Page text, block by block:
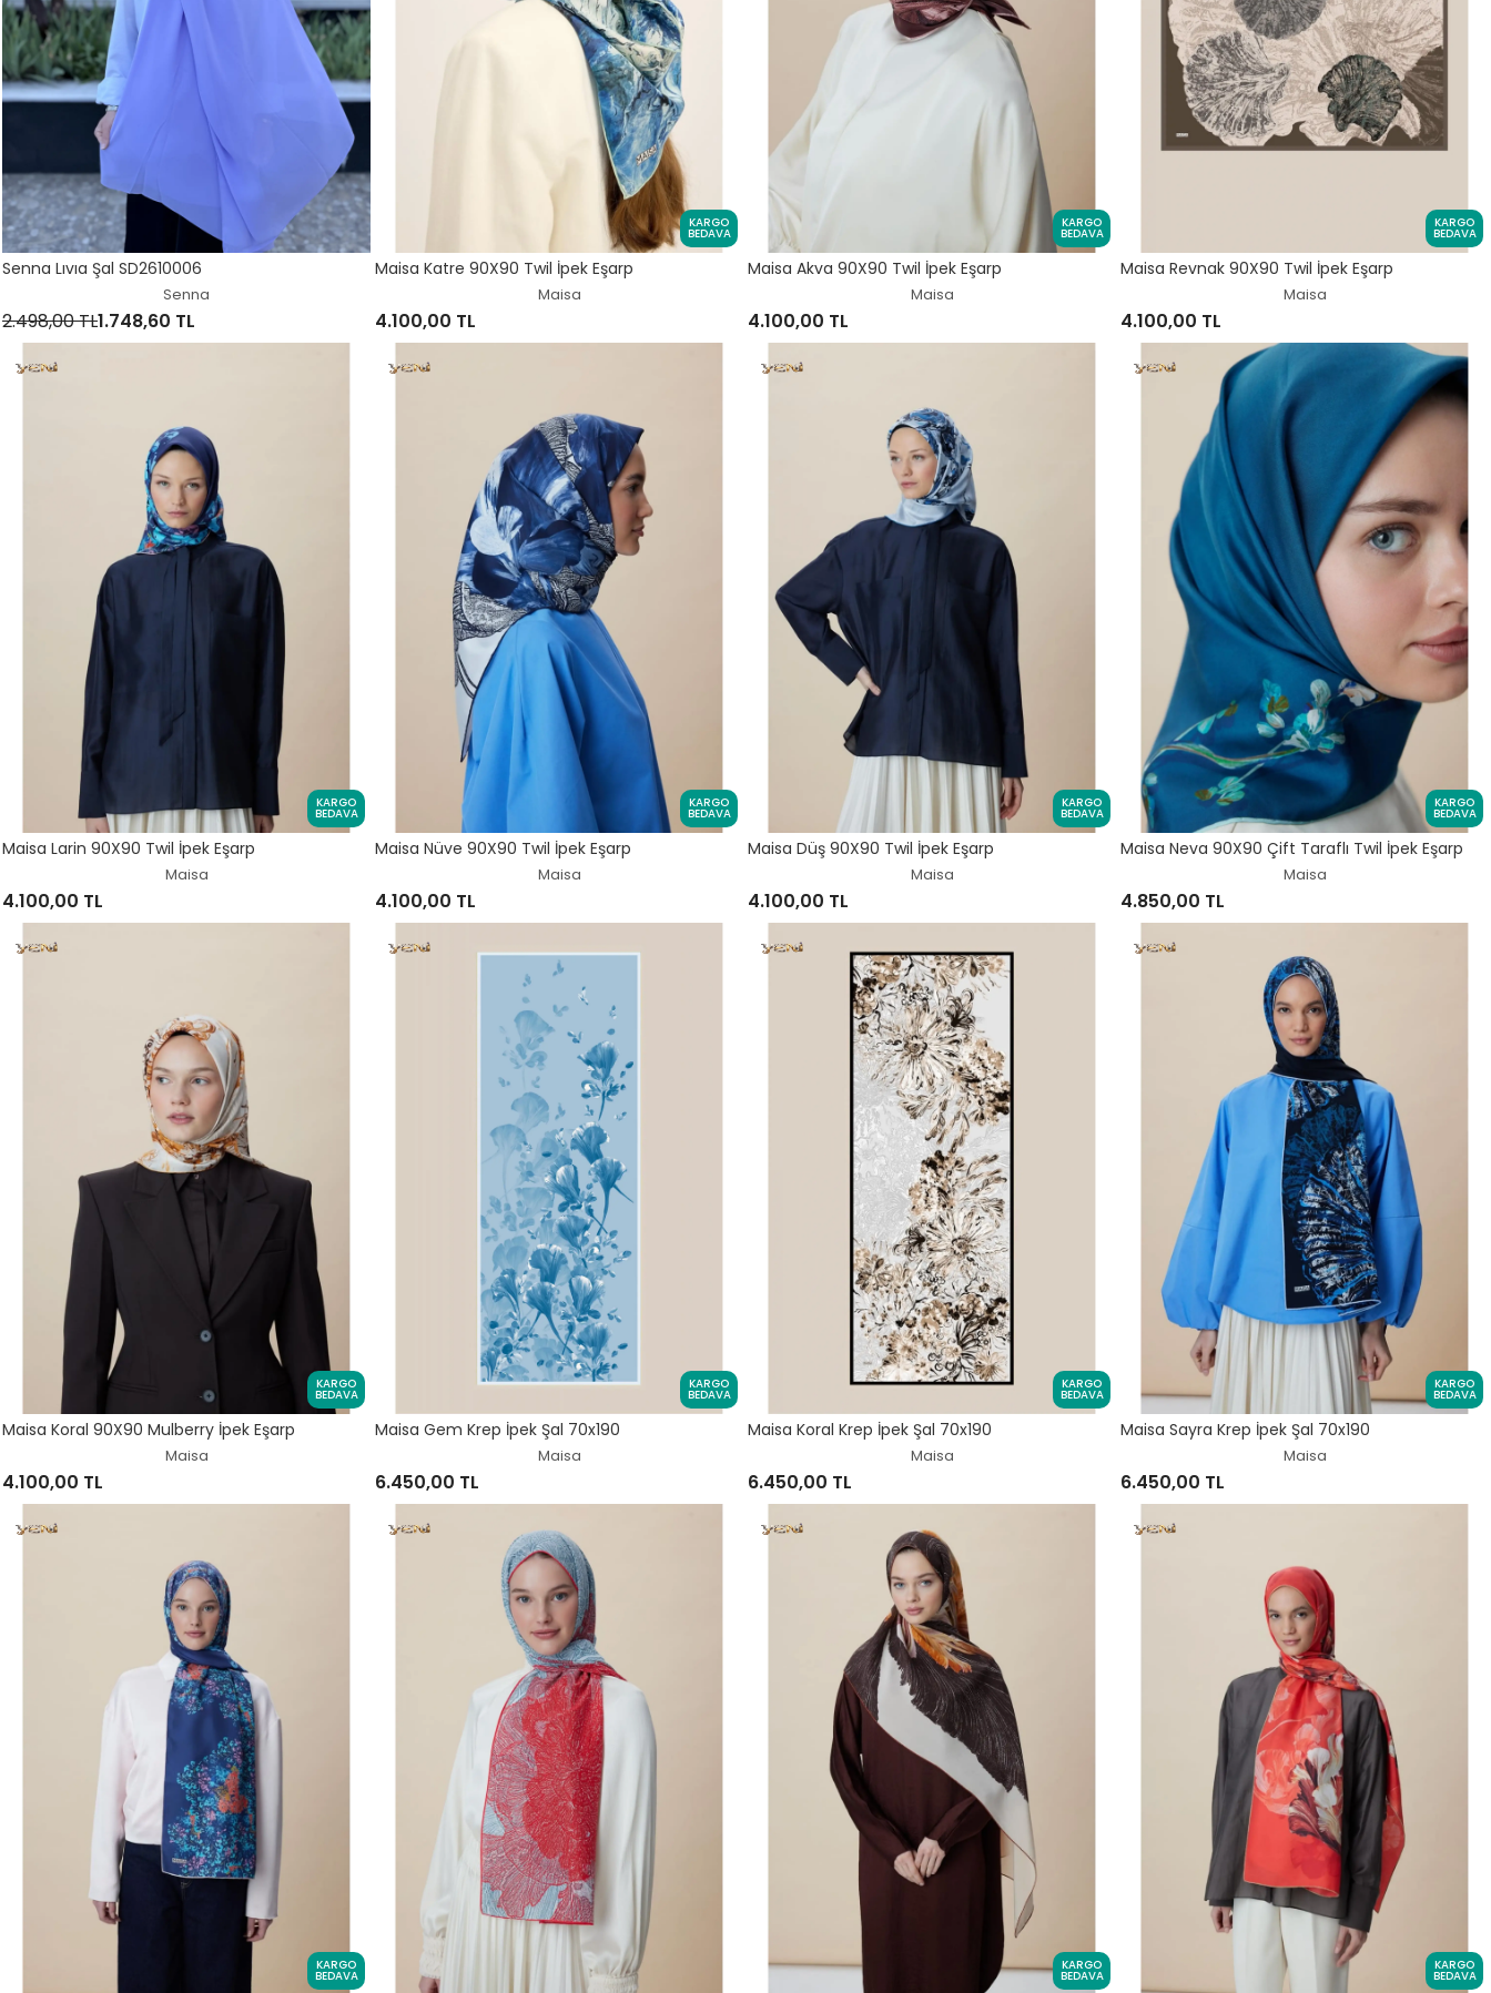
Senna Lıvıa Şal SD2610006
Senna
2.498,00 TL1.748,60 TL
KARGO
BEDAVA
Maisa Katre 90X90 Twil İpek Eşarp
Maisa
4.100,00 TL
KARGO
BEDAVA
Maisa Akva 90X90 Twil İpek Eşarp
Maisa
4.100,00 TL
KARGO
BEDAVA
Maisa Revnak 90X90 Twil İpek Eşarp
Maisa
4.100,00 TL
KARGO
BEDAVA
Maisa Larin 90X90 Twil İpek Eşarp
Maisa
4.100,00 TL
KARGO
BEDAVA
Maisa Nüve 90X90 Twil İpek Eşarp
Maisa
4.100,00 TL
KARGO
BEDAVA
Maisa Düş 90X90 Twil İpek Eşarp
Maisa
4.100,00 TL
KARGO
BEDAVA
Maisa Neva 90X90 Çift Taraflı Twil İpek Eşarp
Maisa
4.850,00 TL
KARGO
BEDAVA
Maisa Koral 90X90 Mulberry İpek Eşarp
Maisa
4.100,00 TL
KARGO
BEDAVA
Maisa Gem Krep İpek Şal 70x190
Maisa
6.450,00 TL
KARGO
BEDAVA
Maisa Koral Krep İpek Şal 70x190
Maisa
6.450,00 TL
KARGO
BEDAVA
Maisa Sayra Krep İpek Şal 70x190
Maisa
6.450,00 TL
KARGO
BEDAVA
KARGO
BEDAVA
KARGO
BEDAVA